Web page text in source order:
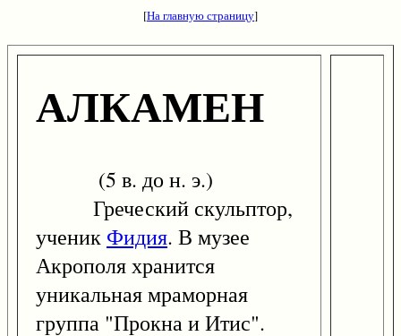
[На главную страницу]
АЛКАМЕН
(5 в. до н. э.)
Греческий скульптор,
ученик Фидия. В музее
Акрополя хранится
уникальная мраморная
группа "Прокна и Итис".